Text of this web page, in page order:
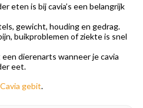
eten is bij cavia’s een belangrijk
gewicht, houding en gedrag.
buikproblemen of ziekte is snel
dierenarts wanneer je cavia
eet.
Cavia gebit.